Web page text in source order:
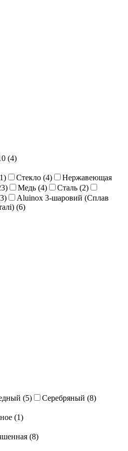
(4)
1) Стекло (4)
Нержавеющая
) Медь (4) Сталь (2)
3)
Aluinox 3-шаровий (Сплав
(6)
(5) Серебряный (8)
(1)
(8)